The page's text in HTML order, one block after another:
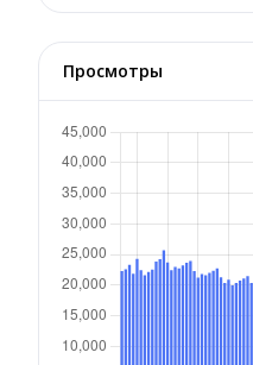
Просмотры